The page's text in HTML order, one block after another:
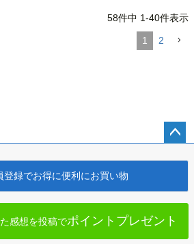
58件中 1-40件表示
1 2
へ
登録でお得に便利にお買い物
感想を投稿でポイントプレゼント